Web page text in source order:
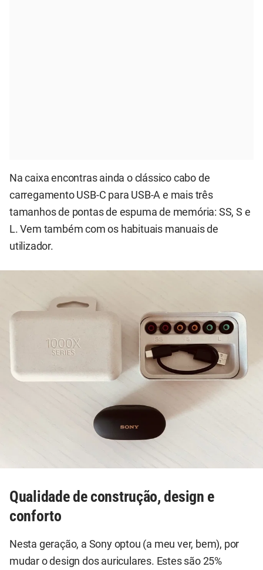
Na caixa encontras ainda o clássico cabo de
carregamento USB-C para USB-A e mais três
tamanhos de pontas de espuma de memória: SS, S e
L. Vem também com os habituais manuais de
utilizador.
Qualidade de construção, design e
conforto
Nesta geração, a Sony optou (a meu ver, bem), por
mudar o design dos auriculares. Estes são 25%